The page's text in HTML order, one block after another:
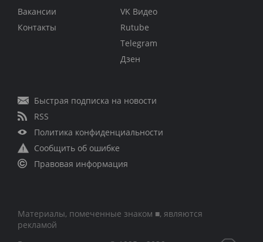
Вакансии
Контакты
VK Видео
Rutube
Telegram
Дзен
Быстрая подписка на новости
RSS
Политика конфиденциальности
Сообщить об ошибке
Правовая информация
Материалы, помеченные знаком ■, являются
рекламой